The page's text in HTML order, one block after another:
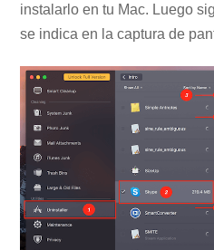
instalarlo en tu Mac. Luego
se indica en la captura de